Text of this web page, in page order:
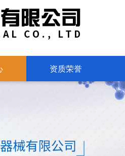
资质荣誉